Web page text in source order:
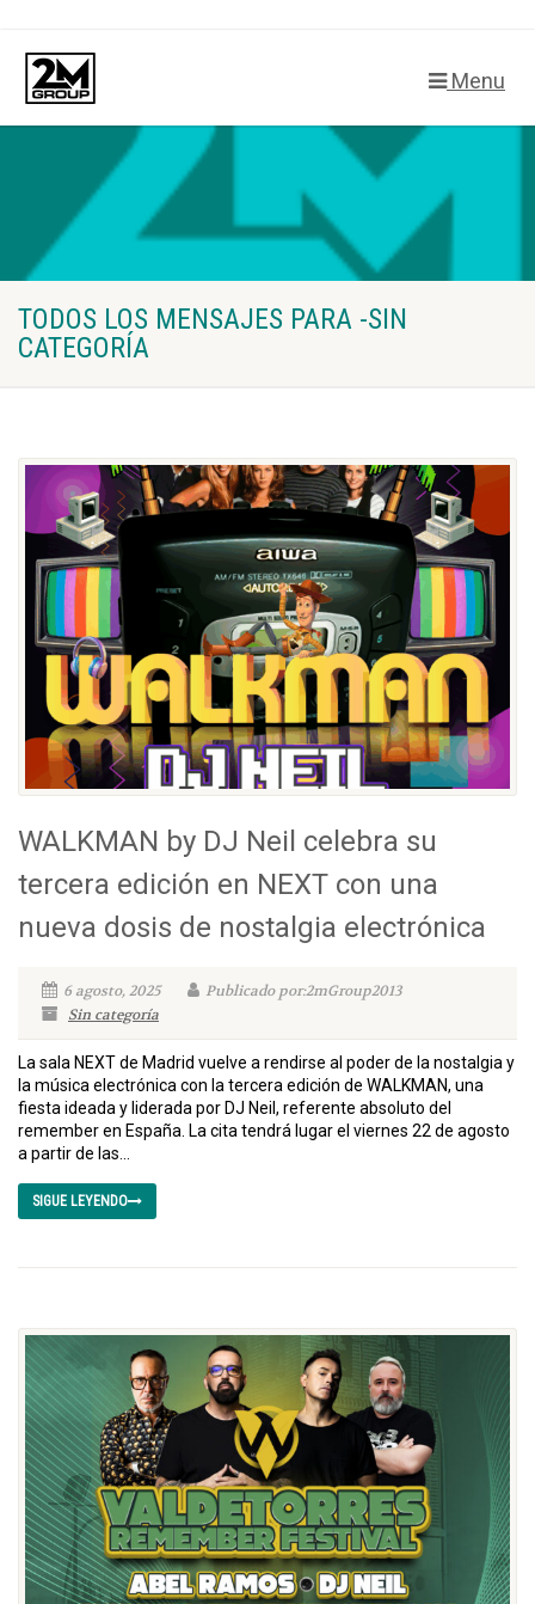
Menu
TODOS LOS MENSAJES PARA -SIN
CATEGORÍA
WALKMAN by DJ Neil celebra su
tercera edición en NEXT con una
nueva dosis de nostalgia electrónica
6 agosto, 2025
Publicado por:2mGroup2013
Sin categoría
La sala NEXT de Madrid vuelve a rendirse al poder de la nostalgia y
la música electrónica con la tercera edición de WALKMAN, una
fiesta ideada y liderada por DJ Neil, referente absoluto del
remember en España. La cita tendrá lugar el viernes 22 de agosto
a partir de las...
SIGUE LEYENDO